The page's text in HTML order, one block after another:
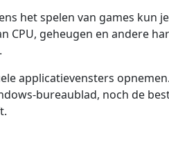
het spelen van games kun
CPU, geheugen en andere
applicatievensters
bureaublad, noch de